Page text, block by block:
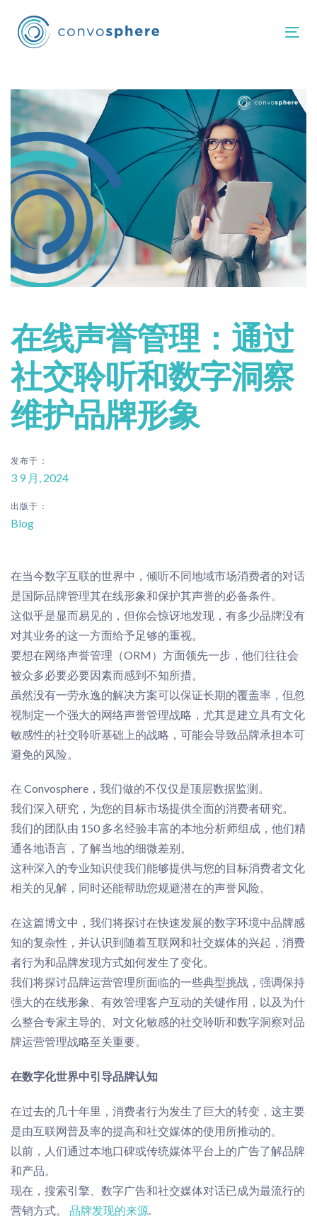
在线声誉管理：通过
社交聆听和数字洞察
维护品牌形象
发布于：
3 9 月, 2024
出版于：
Blog
在当今数字互联的世界中，倾听不同地域市场消费者的对话
是国际品牌管理其在线形象和保护其声誉的必备条件。
这似乎是显而易见的，但你会惊讶地发现，有多少品牌没有
对其业务的这一方面给予足够的重视。
要想在网络声誉管理（ORM）方面领先一步，他们往往会
被众多必要必要因素而感到不知所措
虽然没有一劳永逸的解决方案可以保证长期的覆盖率，但忽
视制定一个强大的网络声誉管理战略，尤其是建立具有文化
敏感性的社交聆听基础上的战略，可能会导致品牌承担本可
避免的风险。
在 Convosphere，我们做的不仅仅是顶层数据监测。
我们深入研究，为您的目标市场提供全面的消费者研究。
我们的团队由 150 多名经验丰富的本地分析师组成，他们精
通各地语言，了解当地的细微差别。
这种深入的专业知识使我们能够提供与您的目标消费者文化
相关的见解，同时还能帮助您规避潜在的声誉风险。
在这篇博文中，我们将探讨在快速发展的数字环境中品牌感
知的复杂性， 并认识到随着互联网和社交媒体的兴起，消费
者行为和品牌发现方式如何发生了变化。
我们将探讨品牌运营管理所面临的一些典型挑战，强调保持
强大的在线形象、有效管理客户互动的关键作用，以及为什
么整合专家主导的、对文化敏感的社交聆听和数字洞察对品
牌运营管理战略至关重要。
在数字化世界中引导品牌认知
在过去的几十年里，消费者行为发生了巨大的转变，这主要
是由互联网普及率的提高和社交媒体的使用所推动的。
以前，人们通过本地口碑或传统媒体平台上的广告了解品牌
和产品。
现在，搜索引擎、数字广告和社交媒体对话已成为最流行的
营销方式。 品牌发现的来源.
邮
政
导
航